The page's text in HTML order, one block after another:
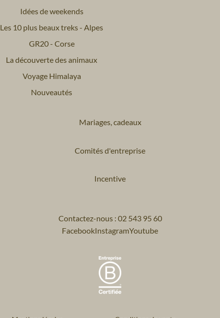
Idées de weekends
Les 10 plus beaux treks - Alpes
GR20 - Corse
La découverte des animaux
Voyage Himalaya
Nouveautés
Mariages, cadeaux
Comités d'entreprise
Incentive
Contactez-nous : 02 543 95 60
FacebookInstagramYoutube